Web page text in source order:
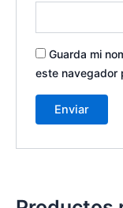
Guarda mi
este navegador